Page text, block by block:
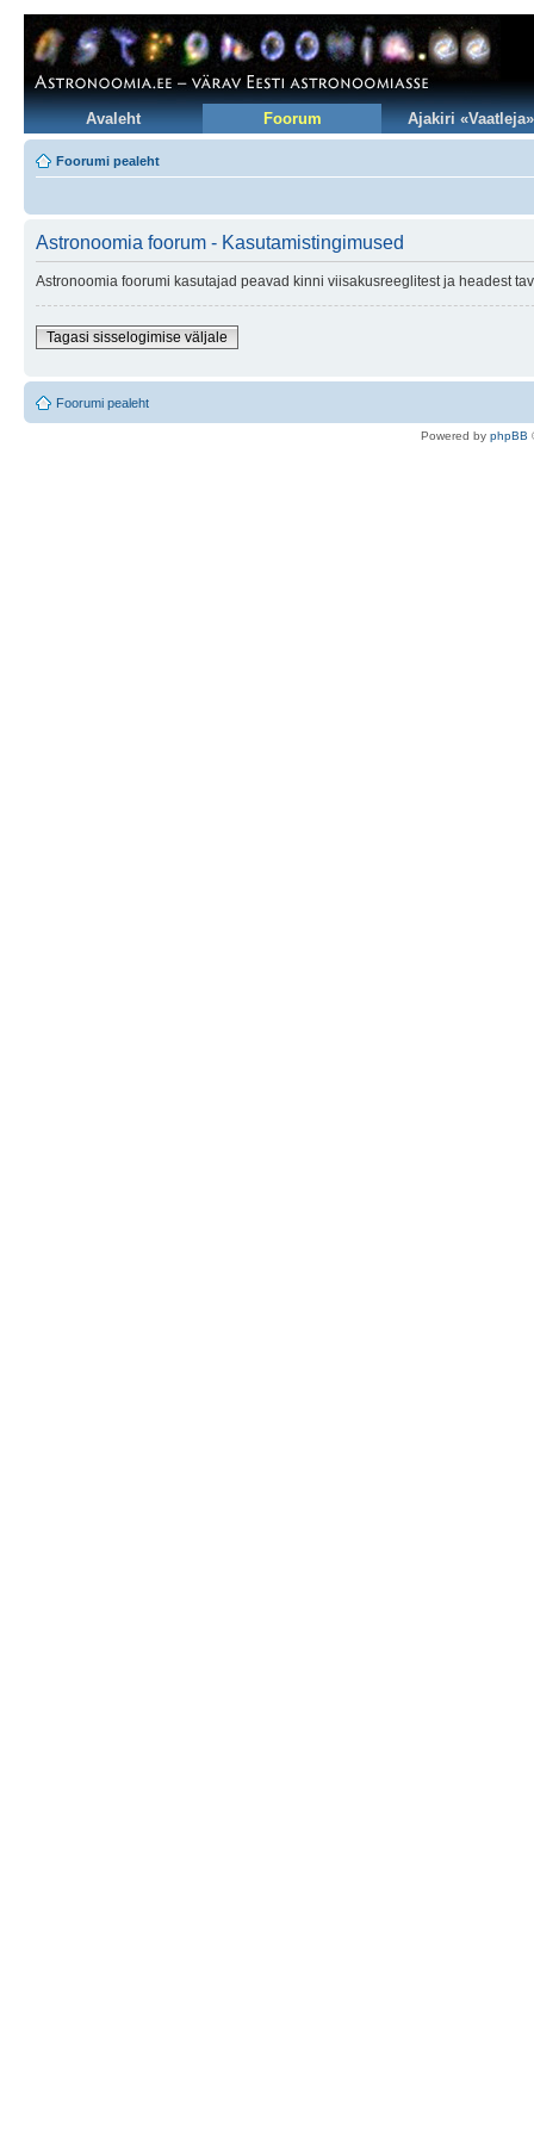
Avaleht Foorum Ajakiri «Vaatleja»
Foorumi pealeht
Astronoomia foorum - Kasutamistingimused
Astronoomia foorumi kasutajad peavad kinni viisakusreeglitest ja headest
Tagasi sisselogimise väljale
Foorumi pealeht
Powered by phpBB